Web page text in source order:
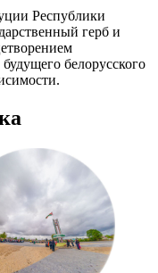
Республики
герб и
белорусского